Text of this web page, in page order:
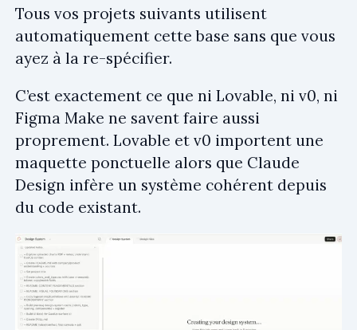
Tous vos projets suivants utilisent
automatiquement cette base sans que vous
ayez à la re-spécifier.
C’est exactement ce que ni Lovable, ni v0, ni
Figma Make ne savent faire aussi
proprement. Lovable et v0 importent une
maquette ponctuelle alors que Claude
Design infère un système cohérent depuis
du code existant.